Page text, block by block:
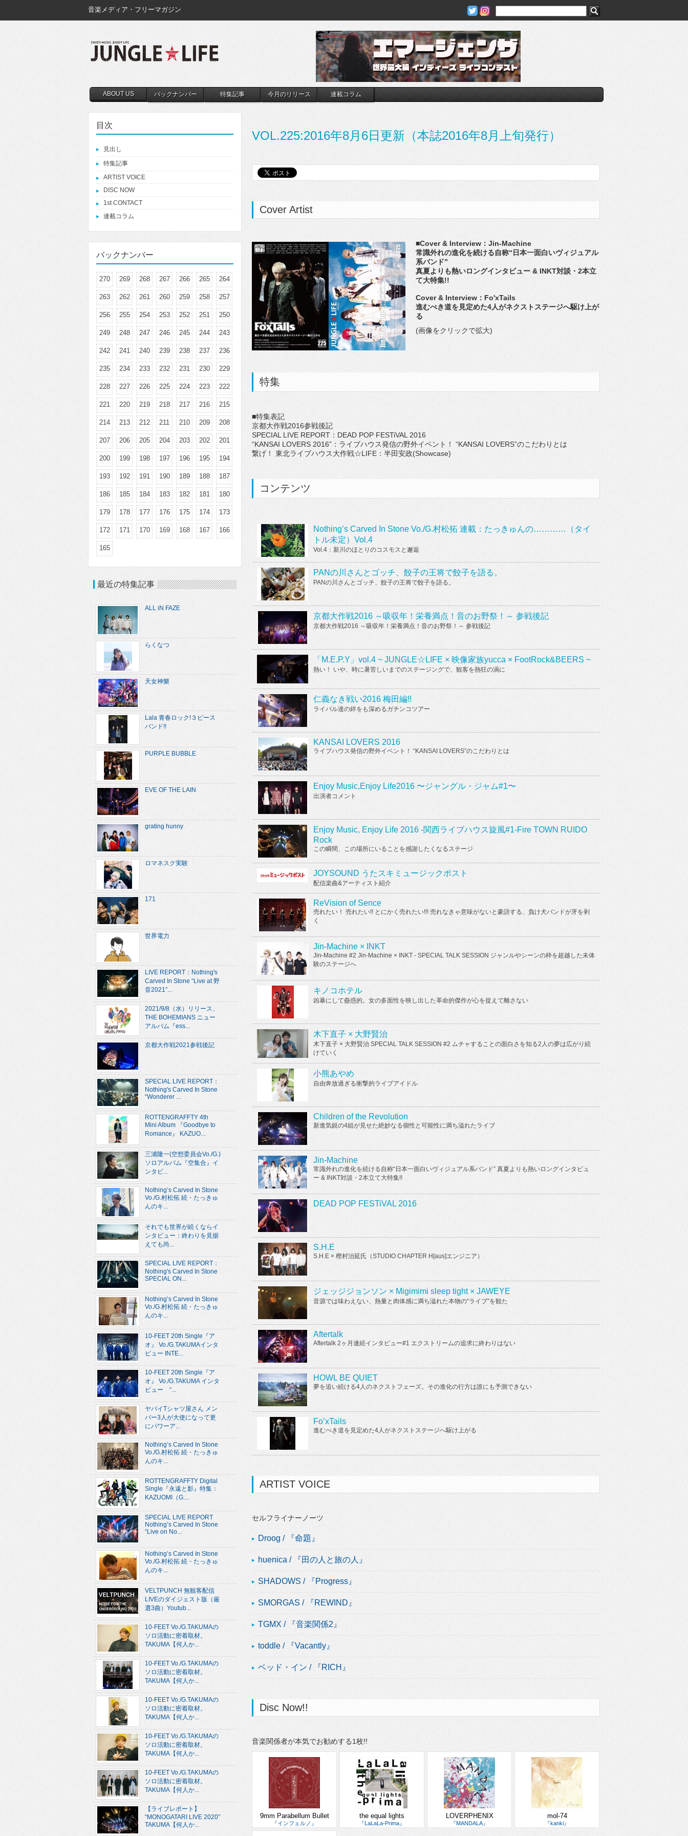
音楽メディア・フリーマガジン
ABOUT US バックナンバー 特集記事 今月のリリース 連載コラム
VOL.225:2016年8月6日更新（本誌2016年8月上旬発行）
Cover Artist
■Cover & Interview：Jin-Machine
常識外れの進化を続ける自称“日本一面白いヴィジュアル
系バンド”
真夏よりも熱いロングインタビュー & INKT対談・2本立
て大特集!!
Cover & Interview：Fo'xTails
進むべき道を見定めた4人がネクストステージへ駆け上が
る
(画像をクリックで拡大)
特集
■特集表記
京都大作戦2016参戦後記
SPECIAL LIVE REPORT：DEAD POP FESTiVAL 2016
“KANSAI LOVERS 2016”：ライブハウス発信の野外イベント！ “KANSAI LOVERS”のこだわりとは
繋げ！ 東北ライブハウス大作戦☆LIFE：半田安政(Showcase)
コンテンツ
Nothing’s Carved In Stone Vo./G.村松拓 連載：たっきゅんの…………（タイ
トル未定）Vol.4
Vol.4：新川のほとりのコスモスと邂逅
PANの川さんとゴッチ、餃子の王将で餃子を語る。
PANの川さんとゴッチ、餃子の王将で餃子を語る。
京都大作戦2016 ～吸収年！栄養満点！音のお野祭！～ 参戦後記
京都大作戦2016 ～吸収年！栄養満点！音のお野祭！～ 参戦後記
「M.E.P.Y」vol.4 ~ JUNGLE☆LIFE × 映像家族yucca × FootRock&BEERS ~
熱い！ いや、時に暑苦しいまでのステージングで、観客を熱狂の渦に
仁義なき戦い2016 梅田編!!
ライバル達の絆をも深めるガチンコツアー
KANSAI LOVERS 2016
ライブハウス発信の野外イベント！ “KANSAI LOVERS”のこだわりとは
Enjoy Music,Enjoy Life2016 〜ジャングル・ジャム#1〜
出演者コメント
Enjoy Music, Enjoy Life 2016 -関西ライブハウス旋風#1-Fire TOWN RUIDO
Rock
この瞬間、この場所にいることを感謝したくなるステージ
JOYSOUND うたスキミュージックポスト
配信楽曲&アーティスト紹介
ReVision of Sence
売れたい！ 売れたい!! とにかく売れたい!!! 売れなきゃ意味がないと豪語する、負け犬バンドが牙を剥
く
Jin-Machine × INKT
Jin-Machine #2 Jin-Machine × INKT - SPECIAL TALK SESSION ジャンルやシーンの枠を超越した未体
験のステージへ
キノコホテル
凶暴にして蠱惑的。女の多面性を映し出した革命的傑作が心を捉えて離さない
木下直子 × 大野賢治
木下直子 × 大野賢治 SPECIAL TALK SESSION #2 ムチャすることの面白さを知る2人の夢は広がり続
けていく
小熊あやめ
自由奔放過ぎる衝撃的ライブアイドル
Children of the Revolution
新進気鋭の4組が見せた絶妙なる個性と可能性に満ち溢れたライブ
Jin-Machine
常識外れの進化を続ける自称“日本一面白いヴィジュアル系バンド” 真夏よりも熱いロングインタビュ
ー & INKT対談・2本立て大特集!!
DEAD POP FESTiVAL 2016
S.H.E
S.H.E × 樫村治延氏（STUDIO CHAPTER H[aus]エンジニア）
ジェッジジョンソン × Migimimi sleep tight × JAWEYE
音源では味わえない、熱量と肉体感に満ち溢れた本物の“ライブ”を観た
Aftertalk
Aftertalk 2ヶ月連続インタビュー#1 エクストリームの追求に終わりはない
HOWL BE QUIET
夢を追い続ける4人のネクストフェーズ。その進化の行方は誰にも予測できない
Fo’xTails
進むべき道を見定めた4人がネクストステージへ駆け上がる
ARTIST VOICE
セルフライナーノーツ
Droog / 『命題』
huenica / 『田の人と旅の人』
SHADOWS / 『Progress』
SMORGAS / 『REWIND』
TGMX / 『音楽関係2』
toddle / 『Vacantly』
ベッド・イン / 『RICH』
Disc Now!!
音楽関係者が本気でお勧めする1枚!!
9mm Parabellum Bullet
『インフェルノ』
the equal lights
『LaLaLa-Prima』
LOVERPHENIX
『MANDALA』
mol-74
『kanki』
目次
見出し
特集記事
ARTIST VOICE
DISC NOW
1st CONTACT
連載コラム
バックナンバー
270 269 268 267 266 265 264
263 262 261 260 259 258 257
256 255 254 253 252 251 250
249 248 247 246 245 244 243
242 241 240 239 238 237 236
235 234 233 232 231 230 229
228 227 226 225 224 223 222
221 220 219 218 217 216 215
214 213 212 211 210 209 208
207 206 205 204 203 202 201
200 199 198 197 196 195 194
193 192 191 190 189 188 187
186 185 184 183 182 181 180
179 178 177 176 175 174 173
172 171 170 169 168 167 166
165
最近の特集記事
ALL iN FAZE
らくなつ
天女神樂
Lala 青春ロック!３ピース
バンド!!
PURPLE BUBBLE
EVE OF THE LAIN
grating hunny
ロマネスク実験
171
世界電力
LIVE REPORT：Nothing's
Carved In Stone “Live at 野
音2021”...
2021/9/8（水）リリース、
THE BOHEMIANS ニュー
アルバム『ess...
京都大作戦2021参戦後記
SPECIAL LIVE REPORT：
Nothing's Carved In Stone
“Wonderer ...
ROTTENGRAFFTY 4th
Mini Album 『Goodbye to
Romance』 KAZUO...
三浦隆一(空想委員会Vo./G.)
ソロアルバム『空集合』イ
ンタビ...
Nothing’s Carved In Stone
Vo./G.村松拓 続・たっきゅ
んのキ...
それでも世界が続くならイ
ンタビュー：終わりを見据
えても尚...
SPECIAL LIVE REPORT：
Nothing's Carved In Stone
SPECIAL ON...
Nothing’s Carved In Stone
Vo./G.村松拓 続・たっきゅ
んのキ...
10-FEET 20th Single『ア
オ』 Vo./G.TAKUMAインタ
ビュー INTE...
10-FEET 20th Single『ア
オ』 Vo./G.TAKUMA インタ
ビュー “...
ヤバイTシャツ屋さん メン
バー3人が大使になって更
にパワーア...
Nothing’s Carved In Stone
Vo./G.村松拓 続・たっきゅ
んのキ...
ROTTENGRAFFTY Digital
Single『永遠と影』特集：
KAZUOMI（G....
SPECIAL LIVE REPORT
Nothing’s Carved In Stone
“Live on No...
Nothing’s Carved In Stone
Vo./G.村松拓 続・たっきゅ
んのキ...
VELTPUNCH 無観客配信
LIVEのダイジェスト版（厳
選3曲）Youtub...
10-FEET Vo./G.TAKUMAの
ソロ活動に密着取材。
TAKUMA【何人か...
10-FEET Vo./G.TAKUMAの
ソロ活動に密着取材。
TAKUMA【何人か...
10-FEET Vo./G.TAKUMAの
ソロ活動に密着取材。
TAKUMA【何人か...
10-FEET Vo./G.TAKUMAの
ソロ活動に密着取材。
TAKUMA【何人か...
10-FEET Vo./G.TAKUMAの
ソロ活動に密着取材。
TAKUMA【何人か...
【ライブレポート】
“MONOGATARI LIVE 2020”
TAKUMA【何人か...